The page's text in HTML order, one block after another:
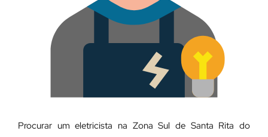
Procurar um eletricista na Zona Sul de Santa Rita do